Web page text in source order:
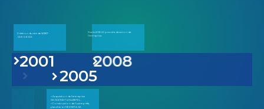
2008
2001 2015
2005
Création du site de SAINT-
GREGOIRE.
Frank LESEUR prend la direction de
l'entreprise.
L'OUEST fête : les 70 ans de MDO, les
> Acquisition de l'entreprise
SODREMAT à PLAINTEL.
> Construction de l'usine préfa,
plancher à L'HERMITAGE.